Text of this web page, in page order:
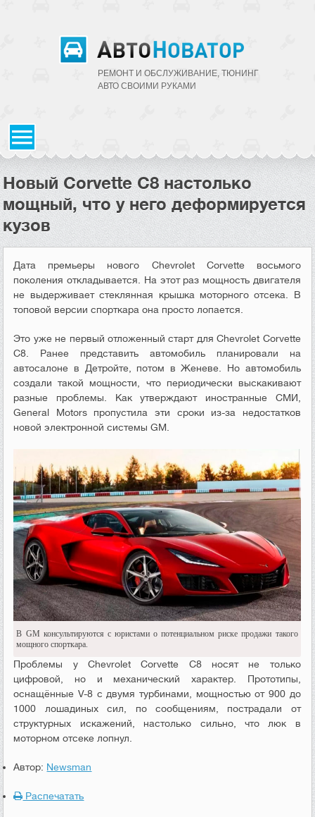
РЕМОНТ И ОБСЛУЖИВАНИЕ, ТЮНИНГ
АВТО CВОИМИ РУКАМИ
Новый Corvette C8 настолько
мощный, что у него деформируется
кузов
Дата премьеры нового Chevrolet Corvette восьмого
поколения откладывается. На этот раз мощность двигателя
не выдерживает стеклянная крышка моторного отсека. В
топовой версии спорткара она просто лопается.
Это уже не первый отложенный старт для Chevrolet Corvette
C8. Ранее представить автомобиль планировали на
автосалоне в Детройте, потом в Женеве. Но автомобиль
создали такой мощности, что периодически выскакивают
разные проблемы. Как утверждают иностранные СМИ,
General Motors пропустила эти сроки из-за недостатков
новой электронной системы GM.
В GM консультируются с юристами о потенциальном риске продажи такого
мощного спорткара.
Проблемы у Chevrolet Corvette C8 носят не только
цифровой, но и механический характер. Прототипы,
оснащённые V-8 с двумя турбинами, мощностью от 900 до
1000 лошадиных сил, по сообщениям, пострадали от
структурных искажений, настолько сильно, что люк в
моторном отсеке лопнул.
Автор: Newsman
Распечатать